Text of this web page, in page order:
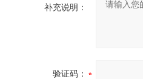
补充说明：
验证码：